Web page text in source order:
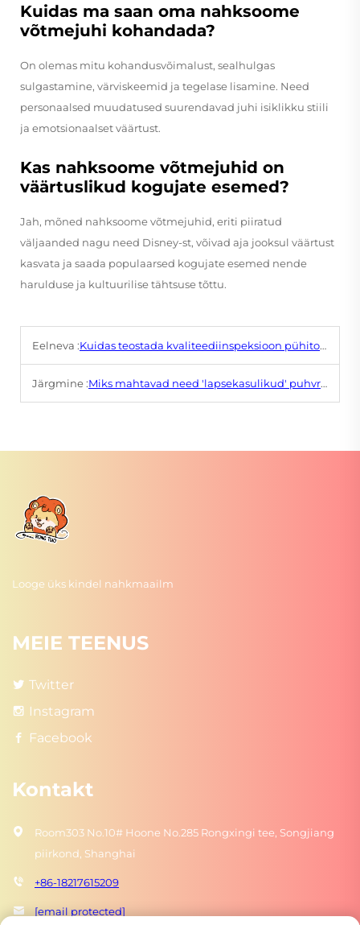
Kuidas ma saan oma nahksoome
võtmejuhi kohandada?
On olemas mitu kohandusvõimalust, sealhulgas
sulgastamine, värviskeemid ja tegelase lisamine. Need
personaalsed muudatused suurendavad juhi isiklikku stiili
ja emotsionaalset väärtust.
Kas nahksoome võtmejuhid on
väärtuslikud kogujate esemed?
Jah, mõned nahksoome võtmejuhid, eriti piiratud
väljaanded nagu need Disney-st, võivad aja jooksul väärtust
kasvata ja saada populaarsed kogujate esemed nende
harulduse ja kultuurilise tähtsuse tõttu.
Eelneva :Kuidas teostada kvaliteediinspeksioon pühitoode jaoks, et tagada kõrgeid standardeid?
Järgmine :Miks mahtavad need 'lapsekasulikud' puhvriklahvid noorte täiskasvanutele?
Looge üks kindel nahkmaailm
MEIE TEENUS
Twitter
Instagram
Facebook
Kontakt
Room303 No.10# Hoone No.285 Rongxingi tee, Songjiang
piirkond, Shanghai
+86-18217615209
[email protected]